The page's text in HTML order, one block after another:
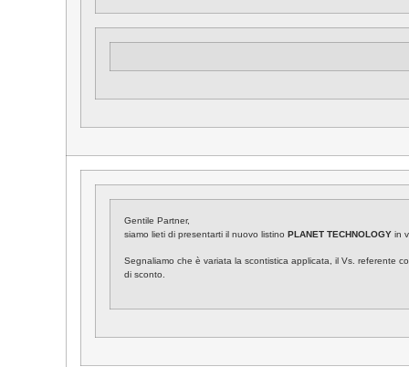
Gentile Partner,
siamo lieti di presentarti il nuovo listino PLANET TECHNOLOGY in
Segnaliamo che è variata la scontistica applicata, il Vs. referente
di sconto.